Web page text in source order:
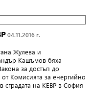
04.11.2016 г.
Жулева и
Кашъмов бяха
за достъп до
Комисията за енергийно
сградата на КЕВР в София